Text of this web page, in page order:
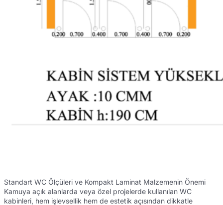
Standart WC Ölçüleri ve Kompakt Laminat Malzemenin Önemi
Kamuya açık alanlarda veya özel projelerde kullanılan WC
kabinleri, hem işlevsellik hem de estetik açısından dikkatle